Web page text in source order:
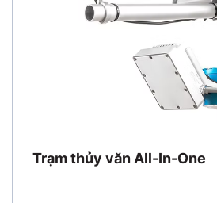
Trạm thủy văn All-In-One